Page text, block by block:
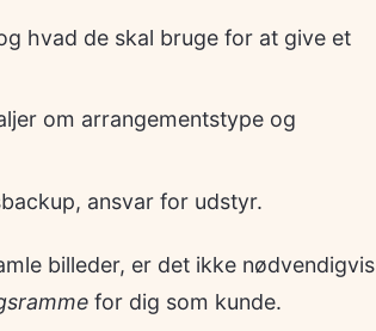
hvad de skal bruge for at give et
om arrangementstype og
ansvar for udstyr.
billeder, er det ikke nødvendigvis
for dig som kunde.